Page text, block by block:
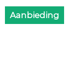
Aanbieding